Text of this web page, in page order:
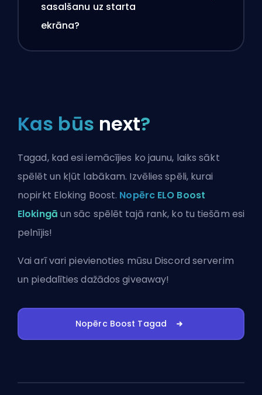
sasalšanu uz starta
ekrāna?
Kas būs next?
Tagad, kad esi iemācījies ko jaunu, laiks sākt
spēlēt un kļūt labākam. Izvēlies spēli, kurai
nopirkt Eloking Boost. Nopērc ELO Boost
Elokingā un sāc spēlēt tajā rank, ko tu tiešām esi
pelnījis!
Vai arī vari pievienoties mūsu Discord serverim
un piedalīties dažādos giveaway!
Nopērc Boost Tagad